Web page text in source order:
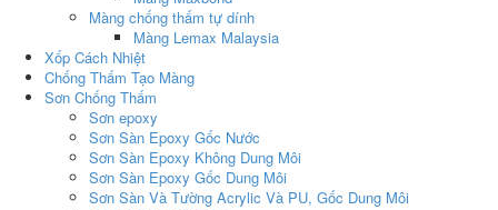
Màng chống thấm tự dính
Màng Lemax Malaysia
Xốp Cách Nhiệt
Chống Thấm Tạo Màng
Sơn Chống Thấm
Sơn epoxy
Sơn Sàn Epoxy Gốc Nước
Sơn Sàn Epoxy Không Dung Môi
Sơn Sàn Epoxy Gốc Dung Môi
Sơn Sàn Và Tường Acrylic Và PU, Gốc Dung Môi